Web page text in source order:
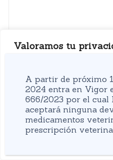
Valoramos tu
navegación, mostrarle
personalizados y analizar
en “Aceptar todo” usted da
uso de las cookies.
Personalizar
A partir de próximo
2024 entra en Vigor
666/2023 por el cual
aceptará ninguna
medicamentos
prescripción